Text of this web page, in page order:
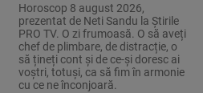
Horoscop 8 august 2026,
prezentat de Neti Sandu la Știrile
PRO TV. O zi frumoasă. O să aveți
chef de plimbare, de distracție, o
să țineți cont și de ce-și doresc ai
voștri, totuși, ca să fim în armonie
cu ce ne înconjoară.